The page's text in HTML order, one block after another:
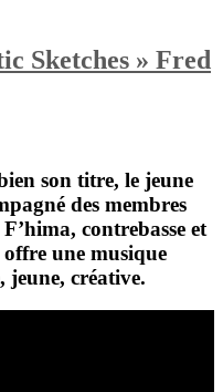
Sketches » Fred
son titre, le jeune
des membres
, contrebasse et
une musique
jeune, créative.